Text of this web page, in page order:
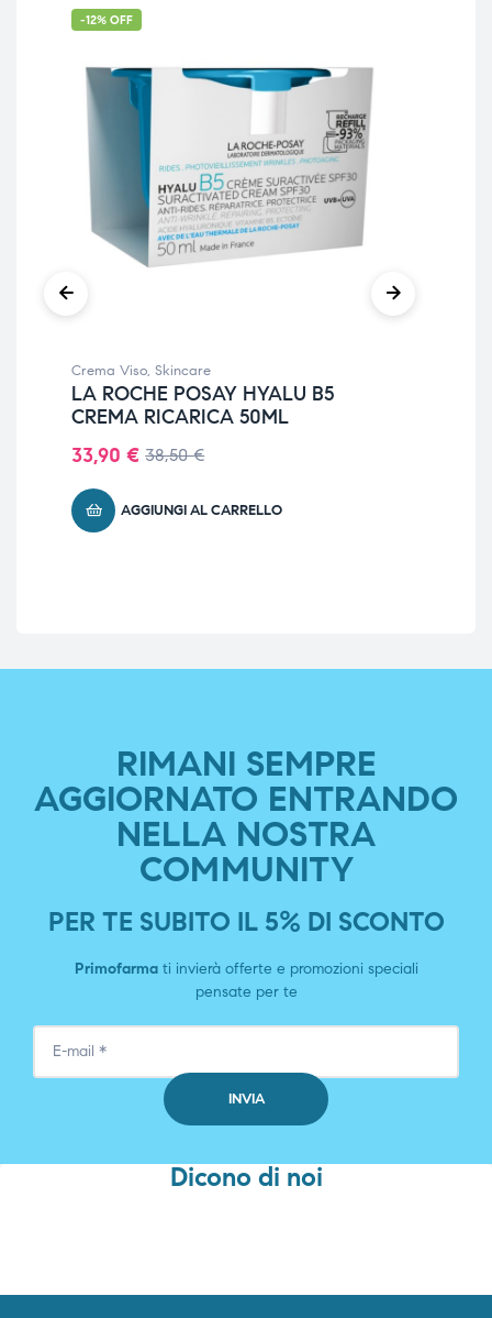
-12% OFF
Crema Viso, Skincare
LA ROCHE POSAY HYALU B5
CREMA RICARICA 50ML
38,50€
33,90 €
AGGIUNGI AL CARRELLO
RIMANI SEMPRE
AGGIORNATO ENTRANDO
NELLA NOSTRA
COMMUNITY
PER TE SUBITO IL 5% DI SCONTO
Primofarmati invierà offerte e promozioni speciali
pensate per te
Dicono di noi